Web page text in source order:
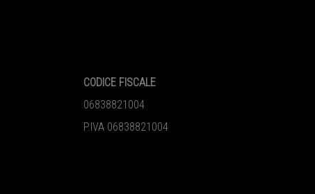
CODICE FISCALE
06838821004
P.IVA 06838821004